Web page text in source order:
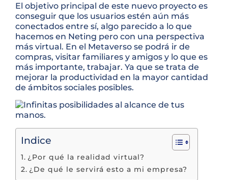
El objetivo principal de este nuevo proyecto es
conseguir que los usuarios estén aún más
conectados entre sí, algo parecido a lo que
hacemos en Neting pero con una perspectiva
más virtual. En el Metaverso se podrá ir de
compras, visitar familiares y amigos y lo que es
más importante, trabajar. Ya que se trata de
mejorar la productividad en la mayor cantidad
de ámbitos sociales posibles.
Indice
¿Por qué la realidad virtual?
¿De qué le servirá esto a mi empresa?